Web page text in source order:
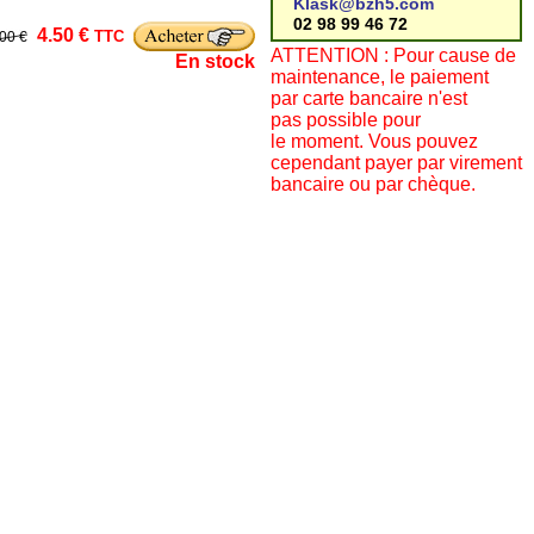
€ 4.50 € TTC
En stock
02 98 99 46 72
ATTENTION : Pour cause de
maintenance, le paiement
par carte bancaire n'est
pas possible pour
le moment. Vous pouvez
cependant payer par virement
bancaire ou par chèque.